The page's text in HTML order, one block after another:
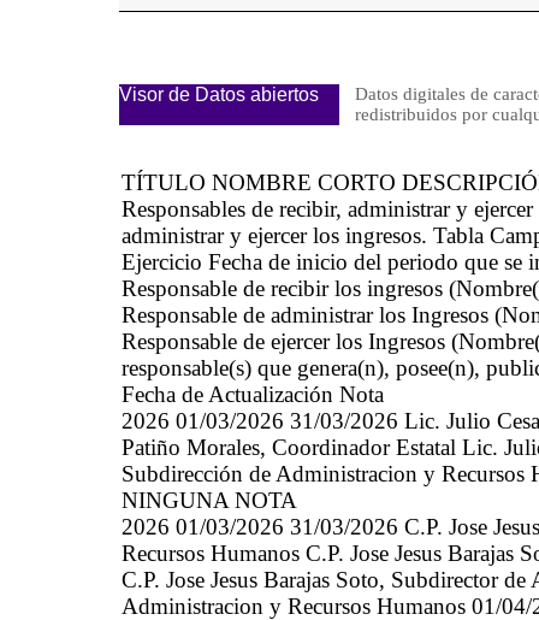
Visor de Datos abiertos
Datos digitales de
redistribuidos por
TÍTULO NOMBRE CORTO
Responsables de recibir, administrar y
administrar y ejercer los ingresos. Tabla
Ejercicio Fecha de inicio del periodo que se
Responsable de recibir los ingresos
Responsable de administrar los Ingresos
Responsable de ejercer los Ingresos
responsable(s) que genera(n), posee(n),
Fecha de Actualización Nota
2026 01/03/2026 31/03/2026 Lic. Julio
Patiño Morales, Coordinador Estatal Lic.
Subdirección de Administracion y
NINGUNA NOTA
2026 01/03/2026 31/03/2026 C.P. Jose
Recursos Humanos C.P. Jose Jesus
C.P. Jose Jesus Barajas Soto, Subdirector
Administracion y Recursos Humanos 01/